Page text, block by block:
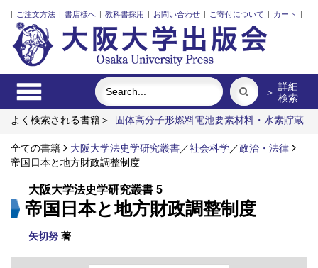
| ご注文方法 | 書店様へ | 教科書採用 | お問い合わせ | ご寄付について | カート |
＞ 詳細
検索
よく検索される書籍＞
固体高分子形燃料電池要素材料・水素貯蔵
ュキルトを訪ねて
ゴジラは自然の逆襲か？ 食べる
脳の神秘
を探る
全ての書籍 大阪大学法史学研究叢書／社会科学／政治・法律
帝国日本と地方財政調整制度
大阪大学法史学研究叢書 5
帝国日本と地方財政調整制度
矢切努 著